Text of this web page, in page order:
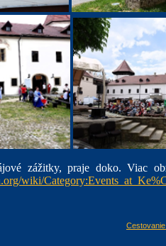
zážitky, praje doko. Viac
wiki/